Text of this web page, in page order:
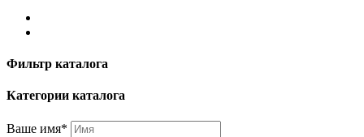
Фильтр каталога
Категории каталога
Ваше имя*